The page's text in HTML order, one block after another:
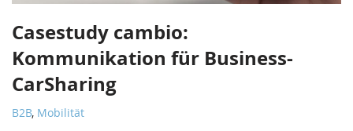
Casestudy cambio:
Kommunikation für Business-
CarSharing
B2B, Mobilität